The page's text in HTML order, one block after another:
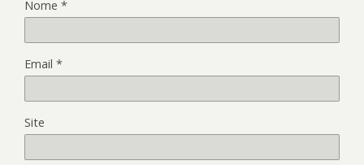
Nome *
Email *
Site